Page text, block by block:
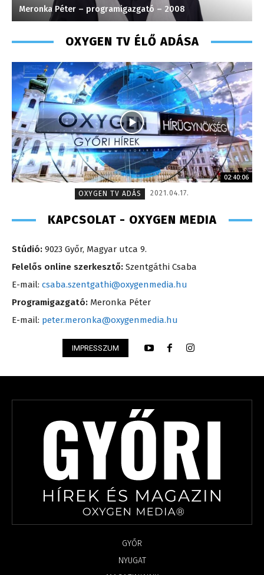
Turi Szilvia- könyvelési asszisztens – 2020
OXYGEN TV ÉLŐ ADÁSA
02:40:06
OXYGEN TV ADÁS
2021.04.17.
KAPCSOLAT - OXYGEN MEDIA
Stúdió: 9023 Győr, Magyar utca 9.
Felelős online szerkesztő: Szentgáthi Csaba
E-mail: csaba.szentgathi@oxygenmedia.hu
Programigazgató: Meronka Péter
E-mail: peter.meronka@oxygenmedia.hu
IMPRESSZUM
GYŐR
NYUGAT